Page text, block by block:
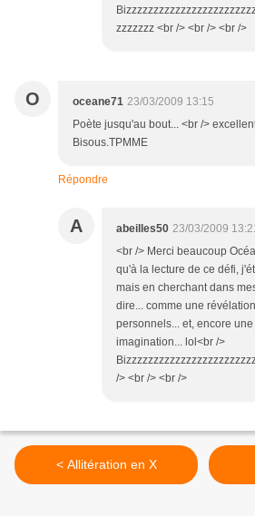
zzzzzzz <br /> <br /> <br />
O oceane71 23/03/2009 13:15
Poète jusqu'au bout... <br />
Bisous.TPMME
Répondre
A abeilles50 23/03/2009
<br /> Merci beaucoup
qu'à la lecture de ce défi,
mais en cherchant dans
dire... comme une
personnels... et, encore
imagination... lol<br />
/> <br /> <br />
< Allitération en X